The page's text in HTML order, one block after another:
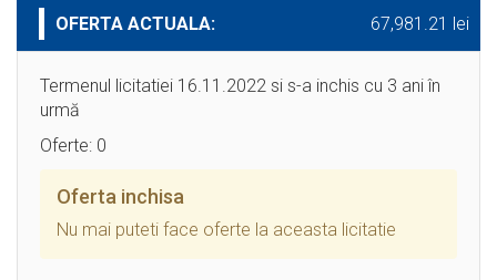
OFERTA ACTUALA: 67,981.21 lei
Termenul licitatiei 16.11.2022 si s-a inchis cu 3 ani în
urmă
Oferte: 0
Oferta inchisa
Nu mai puteti face oferte la aceasta licitatie